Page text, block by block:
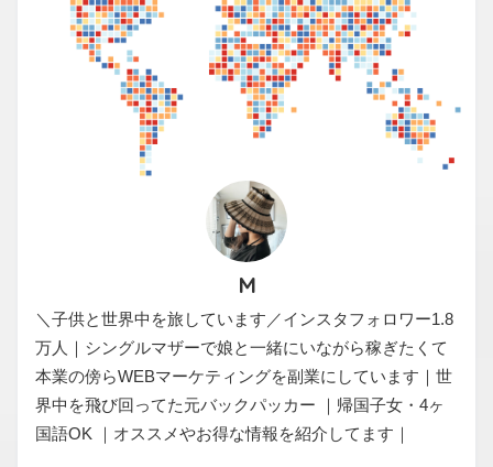
M
＼子供と世界中を旅しています／インスタフォロワー1.8
万人｜シングルマザーで娘と一緒にいながら稼ぎたくて
本業の傍らWEBマーケティングを副業にしています｜世
界中を飛び回ってた元バックパッカー ｜帰国子女・4ヶ
国語OK ｜オススメやお得な情報を紹介してます｜